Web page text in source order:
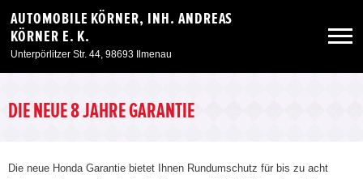
AUTOMOBILE KÖRNER, INH. ANDREAS
KÖRNER E. K.
Unterpörlitzer Str. 44, 98693 Ilmenau
DIE NEUE 8 JAHRE GARANTIE
Die neue Honda Garantie bietet Ihnen Rundumschutz für bis zu acht